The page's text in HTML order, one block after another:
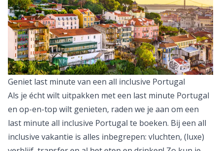
Geniet last minute van een all inclusive Portugal
Als je écht wilt uitpakken met een last minute Portugal
en op-en-top wilt genieten, raden we je aan om een
all inclusive Portugal te boeken. Bij een
vakantie is alles inbegrepen: vluchten, (luxe)